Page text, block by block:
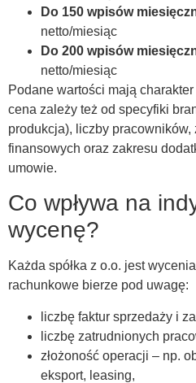
Do 150 wpisów
netto/miesiąc
Do 200 wpisów
netto/miesiąc
Podane wartości mają
cena zależy też od specyfiki
produkcja), liczby pracowników,
finansowych oraz zakresu
umowie.
Co wpływa na
wycenę?
Każda spółka z o.o. jest
rachunkowe bierze pod uwagę:
liczbę faktur sprzedaży i
liczbę zatrudnionych
złożoność operacji – np.
eksport, leasing,